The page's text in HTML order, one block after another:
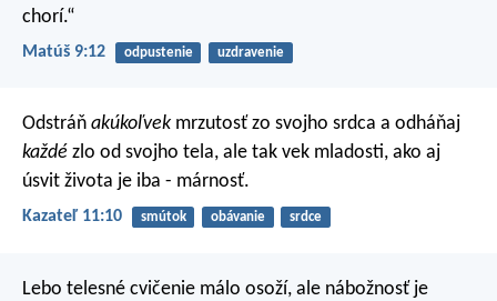
chorí.“
Matúš 9:12 odpustenie uzdravenie
Odstráň akúkoľvek mrzutosť zo svojho srdca a odháňaj
každé zlo od svojho tela, ale tak vek mladosti, ako aj
úsvit života je iba - márnosť.
Kazateľ 11:10 smútok obávanie srdce
Lebo telesné cvičenie málo osoží, ale nábožnosť je